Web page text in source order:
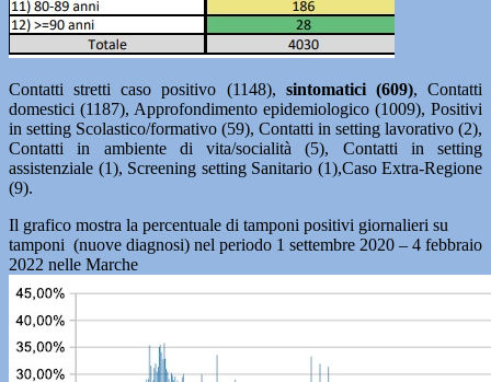
Contatti stretti caso positivo (1148), sintomatici (609), Contatti
domestici (1187), Approfondimento epidemiologico (1009), Positivi
in setting Scolastico/formativo (59), Contatti in setting lavorativo (2),
Contatti in ambiente di vita/socialità (5), Contatti in setting
assistenziale (1), Screening setting Sanitario (1),Caso Extra-Regione
(9).
Il grafico mostra la percentuale di tamponi positivi giornalieri su
tamponi (nuove diagnosi) nel periodo 1 settembre 2020 – 4 febbraio
2022 nelle Marche